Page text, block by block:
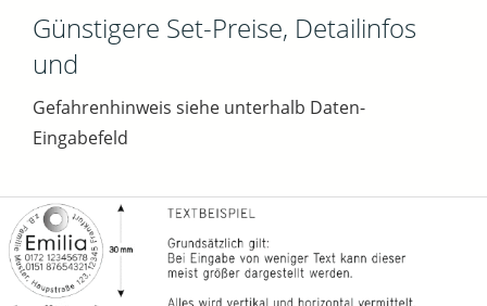
Günstigere Set-Preise, Detailinfos
und
Gefahrenhinweis siehe unterhalb Daten-
Eingabefeld